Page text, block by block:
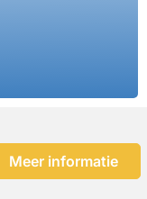
Meer informatie